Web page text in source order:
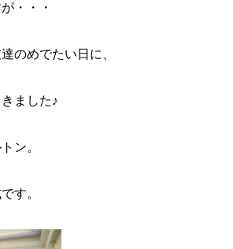
・・・
のめでたい日に、
ました♪
ン。
す。